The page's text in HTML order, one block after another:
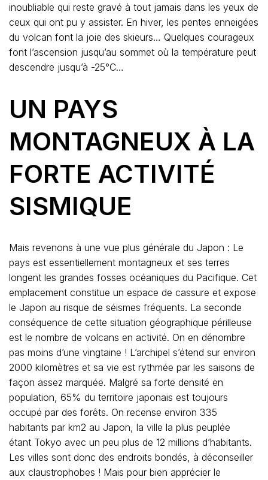
inoubliable qui reste gravé à tout jamais dans les yeux de
ceux qui ont pu y assister. En hiver, les pentes enneigées
du volcan font la joie des skieurs… Quelques courageux
font l’ascension jusqu’au sommet où la température peut
descendre jusqu’à -25°C…
UN PAYS
MONTAGNEUX À LA
FORTE ACTIVITÉ
SISMIQUE
Mais revenons à une vue plus générale du Japon : Le
pays est essentiellement montagneux et ses terres
longent les grandes fosses océaniques du Pacifique. Cet
emplacement constitue un espace de cassure et expose
le Japon au risque de séismes fréquents. La seconde
conséquence de cette situation géographique périlleuse
est le nombre de volcans en activité. On en dénombre
pas moins d’une vingtaine ! L’archipel s’étend sur environ
2000 kilomètres et sa vie est rythmée par les saisons de
façon assez marquée. Malgré sa forte densité en
population, 65% du territoire japonais est toujours
occupé par des forêts. On recense environ 335
habitants par km2 au Japon, la ville la plus peuplée
étant Tokyo avec un peu plus de 12 millions d’habitants.
Les villes sont donc des endroits bondés, à déconseiller
aux claustrophobes ! Mais pour bien apprécier le